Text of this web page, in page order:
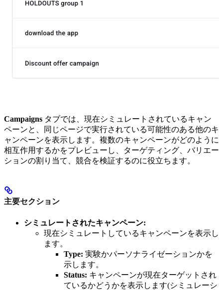
Campaigns タブでは、現在シミュレートされているキャン
ペーンと、同じページで実行されている可能性のある他のキ
ャンペーンを表示します。複数のキャンペーンがどのように
相互作用するかをプレビューし、ターゲティング、バリエー
ションの割り当て、競合を検証するのに役立ちます。
主要セクション
シミュレートされたキャンペーン:
現在シミュレートしているキャンペーンを表示し
ます。
Type: 実験かパーソナライゼーションかを
示します。
Status: キャンペーンが現在ターゲットされ
ているかどうかを表示します(シミュレーシ